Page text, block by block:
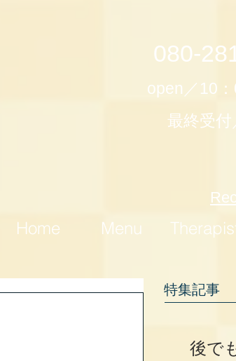
080-
open／10
最終受
Home Menu
特集記事
後で